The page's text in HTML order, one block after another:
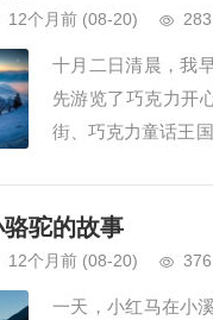
12个月前 (08-20) 283
十月二日清晨，我
先游览了巧克力开
街、巧克力童话王
驼的故事
12个月前 (08-20) 376
一天，小红马在小